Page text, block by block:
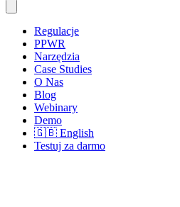
Regulacje
PPWR
Narzędzia
Case Studies
O Nas
Blog
Webinary
Demo
🇬🇧 English
Testuj za darmo